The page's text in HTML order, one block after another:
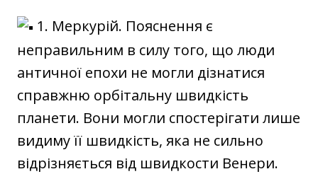
1. Меркурій. Пояснення є
неправильним в силу того, що люди
античної епохи не могли дізнатися
справжню орбітальну швидкість
планети. Вони могли спостерігати лише
видиму її швидкість, яка не сильно
відрізняється від швидкости Венери.